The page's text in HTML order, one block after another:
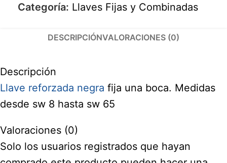
Categoría: Llaves Fijas y Combinadas
DESCRIPCIÓNVALORACIONES (0)
Descripción
Llave reforzada negra fija una boca. Medidas
desde sw 8 hasta sw 65
Valoraciones (0)
Solo los usuarios registrados que hayan